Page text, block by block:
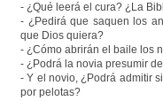
- ¿Qué leerá el cura? ¿La
- ¿Pedirá que saquen los
que Dios quiera?
- ¿Cómo abrirán el baile los
- ¿Podrá la novia presumir
- Y el novio, ¿Podrá admitir
por pelotas?